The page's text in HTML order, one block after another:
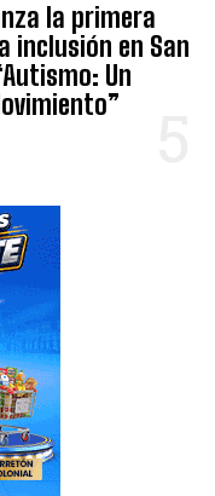
la primera
inclusión en San
Un